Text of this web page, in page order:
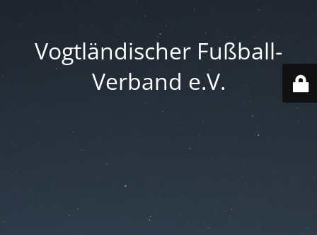
Vogtländischer Fußball-
Verband e.V.